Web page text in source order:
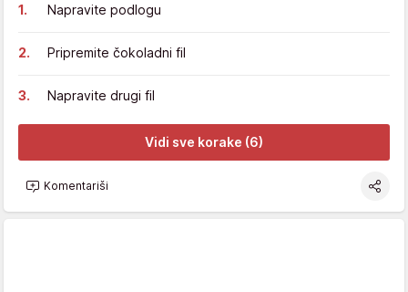
Napravite podlogu
Pripremite čokoladni fil
Napravite drugi fil
Vidi sve korake (6)
Komentariši